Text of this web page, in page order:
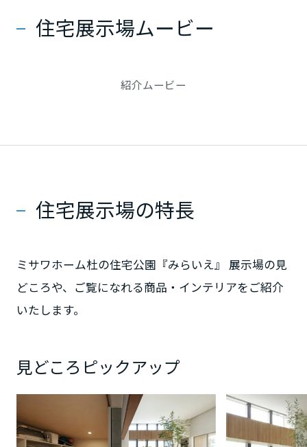
住宅展示場ムービー
紹介ムービー
住宅展示場の特長
ミサワホーム杜の住宅公園『みらいえ』 展示場の見
どころや、ご覧になれる商品・インテリアをご紹介
いたします。
見どころピックアップ
近畿エリア
兵庫県
奈良県
中国・四国エリア